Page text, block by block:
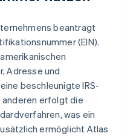
beantragt
(EIN).
Adresse und
beschleunigte IRS-
anderen erfolgt die
was ein
ermöglicht Atlas